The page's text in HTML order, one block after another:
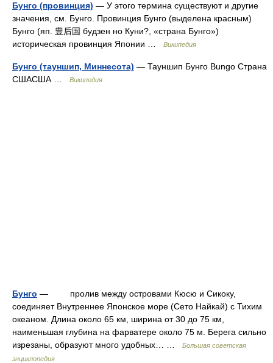
Бунго (провинция) — У этого термина существуют и другие
значения, см. Бунго. Провинция Бунго (выделена красным)
Бунго (яп. 豊后国 будзен но Куни?, «страна Бунго»)
историческая провинция Японии …
Википедия
Бунго (тауншип, Миннесота) — Тауншип Бунго Bungo Страна
СШАСША …
Википедия
Бунго — пролив между островами Кюсю и Сикоку,
соединяет Внутреннее Японское море (Сето Найкай) с Тихим
океаном. Длина около 65 км, ширина от 30 до 75 км,
наименьшая глубина на фарватере около 75 м. Берега сильно
изрезаны, образуют много удобных… …
Большая советская
энциклопедия